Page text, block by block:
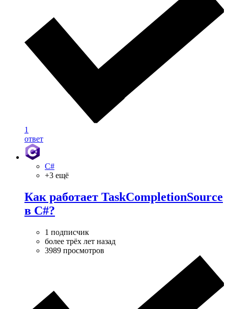
1
ответ
C#
+3 ещё
Как работает TaskCompletionSource
в C#?
1 подписчик
более трёх лет назад
3989 просмотров